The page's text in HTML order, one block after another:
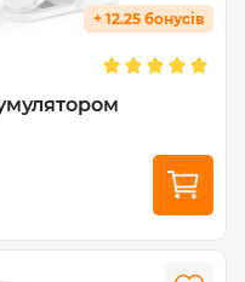
+ 12.25 бонусів